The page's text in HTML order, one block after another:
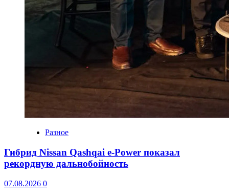
Разное
Гибрид Nissan Qashqai e-Power показал
рекордную дальнобойность
07.08.2026 0